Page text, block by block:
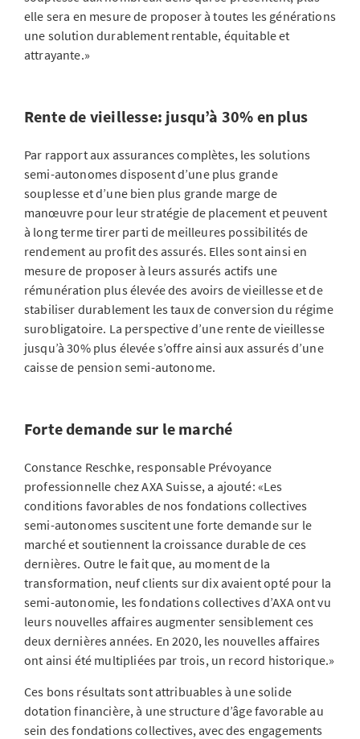
elle sera en mesure de proposer à toutes les générations
une solution durablement rentable, équitable et
attrayante.»
Rente de vieillesse: jusqu’à 30% en plus
Par rapport aux assurances complètes, les solutions
semi-autonomes disposent d’une plus grande
souplesse et d’une bien plus grande marge de
manœuvre pour leur stratégie de placement et peuvent
à long terme tirer parti de meilleures possibilités de
rendement au profit des assurés. Elles sont ainsi en
mesure de proposer à leurs assurés actifs une
rémunération plus élevée des avoirs de vieillesse et de
stabiliser durablement les taux de conversion du régime
surobligatoire. La perspective d’une rente de vieillesse
jusqu’à 30% plus élevée s’offre ainsi aux assurés d’une
caisse de pension semi-autonome.
Forte demande sur le marché
Constance Reschke, responsable Prévoyance
professionnelle chez AXA Suisse, a ajouté: «Les
conditions favorables de nos fondations collectives
semi-autonomes suscitent une forte demande sur le
marché et soutiennent la croissance durable de ces
dernières. Outre le fait que, au moment de la
transformation, neuf clients sur dix avaient opté pour la
semi-autonomie, les fondations collectives d’AXA ont vu
leurs nouvelles affaires augmenter sensiblement ces
deux dernières années. En 2020, les nouvelles affaires
ont ainsi été multipliées par trois, un record historique.»
Ces bons résultats sont attribuables à une solide
dotation financière, à une structure d’âge favorable au
sein des fondations collectives, avec des engagements